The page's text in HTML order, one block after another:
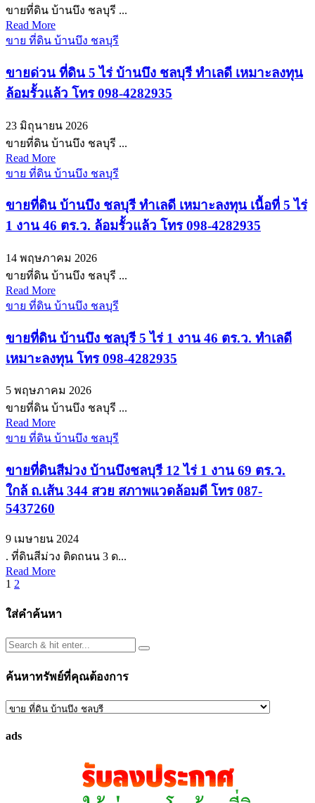
ขายที่ดิน บ้านบึง ชลบุรี ...
Read More
ขาย ที่ดิน บ้านบึง ชลบุรี
ขายด่วน ที่ดิน 5 ไร่ บ้านบึง ชลบุรี ทำเลดี เหมาะลงทุน
ล้อมรั้วแล้ว โทร 098-4282935
23 มิถุนายน 2026
ขายที่ดิน บ้านบึง ชลบุรี ...
Read More
ขาย ที่ดิน บ้านบึง ชลบุรี
ขายที่ดิน บ้านบึง ชลบุรี ทำเลดี เหมาะลงทุน เนื้อที่ 5 ไร่
1 งาน 46 ตร.ว. ล้อมรั้วแล้ว โทร 098-4282935
14 พฤษภาคม 2026
ขายที่ดิน บ้านบึง ชลบุรี ...
Read More
ขาย ที่ดิน บ้านบึง ชลบุรี
ขายที่ดิน บ้านบึง ชลบุรี 5 ไร่ 1 งาน 46 ตร.ว. ทำเลดี
เหมาะลงทุน โทร 098-4282935
5 พฤษภาคม 2026
ขายที่ดิน บ้านบึง ชลบุรี ...
Read More
ขาย ที่ดิน บ้านบึง ชลบุรี
ขายที่ดินสีม่วง บ้านบึงชลบุรี 12 ไร่ 1 งาน 69 ตร.ว.
ใกล้ ถ.เส้น 344 สวย สภาพแวดล้อมดี โทร 087-
5437260
9 เมษายน 2024
. ที่ดินสีม่วง ติดถนน 3 ด...
Read More
Posts
pagination
1 2
ใส่คำค้นหา
ค้นหาทรัพย์ที่คุณต้องการ
ค้นหา
ที่
ads